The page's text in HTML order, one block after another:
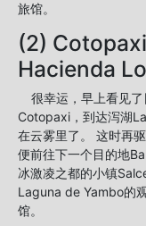
旅馆。
(2)
Hacienda
很幸运，早上看见
Cotopaxi，到达泻湖
在云雾里了。 这时再
便前往下一个目的地
冰激凌之都的小镇
Laguna de Yambo的
馆。